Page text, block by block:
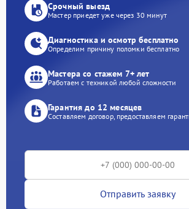
Срочный выезд
Мастер приедет уже через 30 минут
Диагностика и осмотр бесплатно
Определим причину поломки бесплатно
Мастера со стажем 7+ лет
Работаем с техникой любой сложности
Гарантия до 12 месяцев
Составляем договор, предоставляем
Отправить заявку